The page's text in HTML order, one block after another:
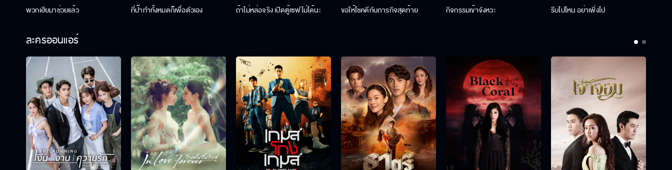
พวกเฮียมาช่วยแล้ว ที่ป๊าทำทั้งหมดก็เพื่อตัวเอง ถ้าไม่หล่อจริง เปิดตู้เซฟไม่ได้นะ ขอให้โชคดีกับภารกิจสุดท้าย กิจกรรมเข้าจังหวะ รีบไปไหน อย่าเพิ่งไป
ละครออนแอร์